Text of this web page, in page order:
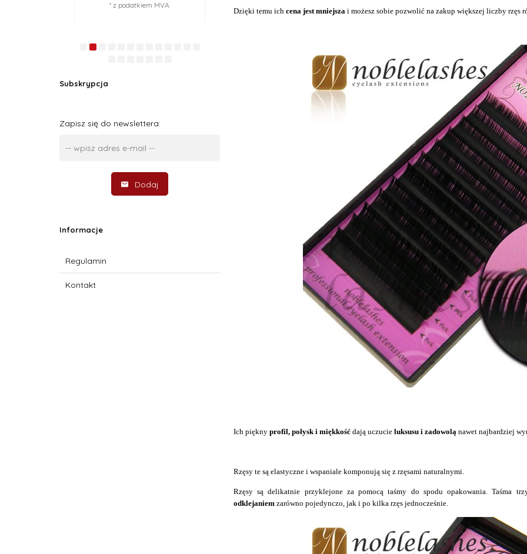
* z podatkiem MVA
Subskrypcja
Zapisz się do newslettera:
Dodaj
Informacje
Regulamin
Kontakt
Dzięki temu ich cena jest mniejsza i możesz sobie pozwolić na zakup większej liczby rzęs
Ich piękny profil, połysk i miękkość dają uczucie luksusu i zadowolą nawet najbardziej
Rzęsy te są elastyczne i wspaniale komponują się z rzęsami naturalnymi.
Rzęsy są delikatnie przyklejone za pomocą taśmy do spodu opakowania. Taśma
odklejaniem zarówno pojedynczo, jak i po kilka rzęs jednocześnie.